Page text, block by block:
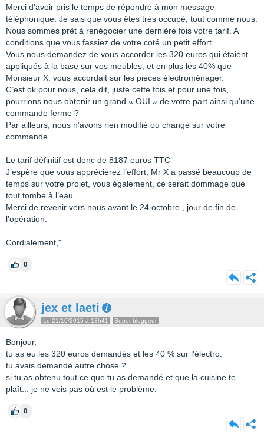
Merci d’avoir pris le temps de répondre à mon message
téléphonique. Je sais que vous êtes très occupé, tout comme nous.
Nous sommes prêt à renégocier une dernière fois votre tarif. A
conditions que vous fassiez de votre coté un petit effort.
Vous nous demandez de vous accorder les 320 euros qui étaient
appliqués à la base sur vos meubles, et en plus les 40% que
Monsieur X. vous accordait sur les pièces électroménager.
C’est ok pour nous, cela dit, juste cette fois et pour une fois,
pourrions nous obtenir un grand « OUI » de votre part ainsi qu’une
commande ferme ?
Par ailleurs, nous n’avons rien modifié ou changé sur votre
commande.
Le tarif définitif est donc de 8187 euros TTC
J’espère que vous apprécierez l’effort, Mr X a passé beaucoup de
temps sur votre projet, vous également, ce serait dommage que
tout tombe à l’eau.
Merci de revenir vers nous avant le 24 octobre , jour de fin de
l’opération.
Cordialement,"
0
jex et laeti
Le 21/10/2015 à 13h41 Super bloggeur
Bonjour,
tu as eu les 320 euros demandés et les 40 % sur l'électro.
tu avais demandé autre chose ?
si tu as obtenu tout ce que tu as demandé et que la cuisine te
plaît... je ne vois pas où est le problème.
0